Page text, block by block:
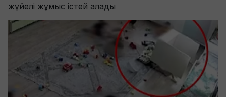
жүйелі жұмыс істей алады